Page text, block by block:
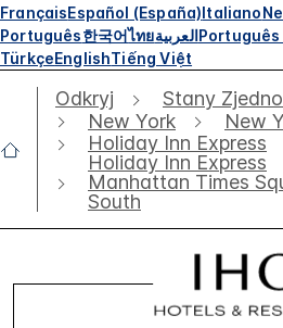
FrançaisEspañol (España)Italiano
Português한국어ไทยالعربيةPortuguês
TürkçeEnglishTiếng Việt
Odkryj
Stany
New York
New
Holiday Inn Express
Holiday Inn Express
Manhattan Times
South